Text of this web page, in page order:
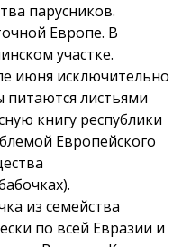
парусников.
Европе. В
участке.
июня исключительно
питаются листьями
книгу республики
Европейского
из семейства
по всей Евразии и